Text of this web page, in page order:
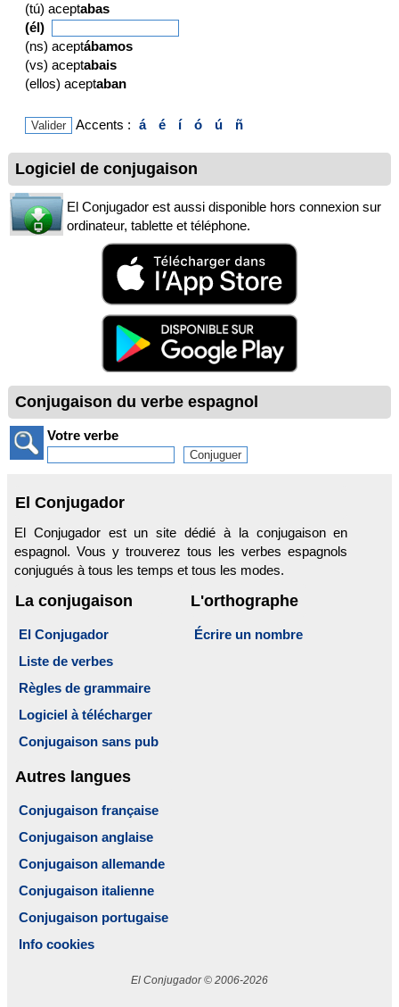
(tú) aceptabas
(él)
(ns) aceptábamos
(vs) aceptabais
(ellos) aceptaban
Accents : á é í ó ú ñ
Logiciel de conjugaison
El Conjugador est aussi disponible hors connexion sur
ordinateur, tablette et téléphone.
Conjugaison du verbe espagnol
Votre verbe
El Conjugador
El Conjugador est un site dédié à la conjugaison en
espagnol. Vous y trouverez tous les verbes espagnols
conjugués à tous les temps et tous les modes.
La conjugaison
El Conjugador
Liste de verbes
Règles de grammaire
Logiciel à télécharger
Conjugaison sans pub
L'orthographe
Écrire un nombre
Autres langues
Conjugaison française
Conjugaison anglaise
Conjugaison allemande
Conjugaison italienne
Conjugaison portugaise
Info cookies
El Conjugador © 2006-2026